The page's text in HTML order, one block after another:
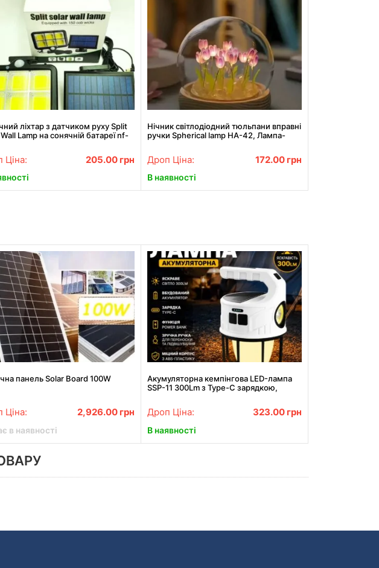
ліхтар з датчиком руху Split
Lamp на сонячній батареї nf-
Ціна: 205.00 грн
Нічник світлодіодний тюльпани вправні
ручки Spherical lamp HA-42, Лампа-
Дроп Ціна: 172.00 грн
В наявності
панель Solar Board 100W
Ціна: 2,926.00 грн
в наявності
Акумуляторна кемпінгова LED-лампа
SSP-11 300Lm з Type-C зарядкою,
Дроп Ціна: 323.00 грн
В наявності